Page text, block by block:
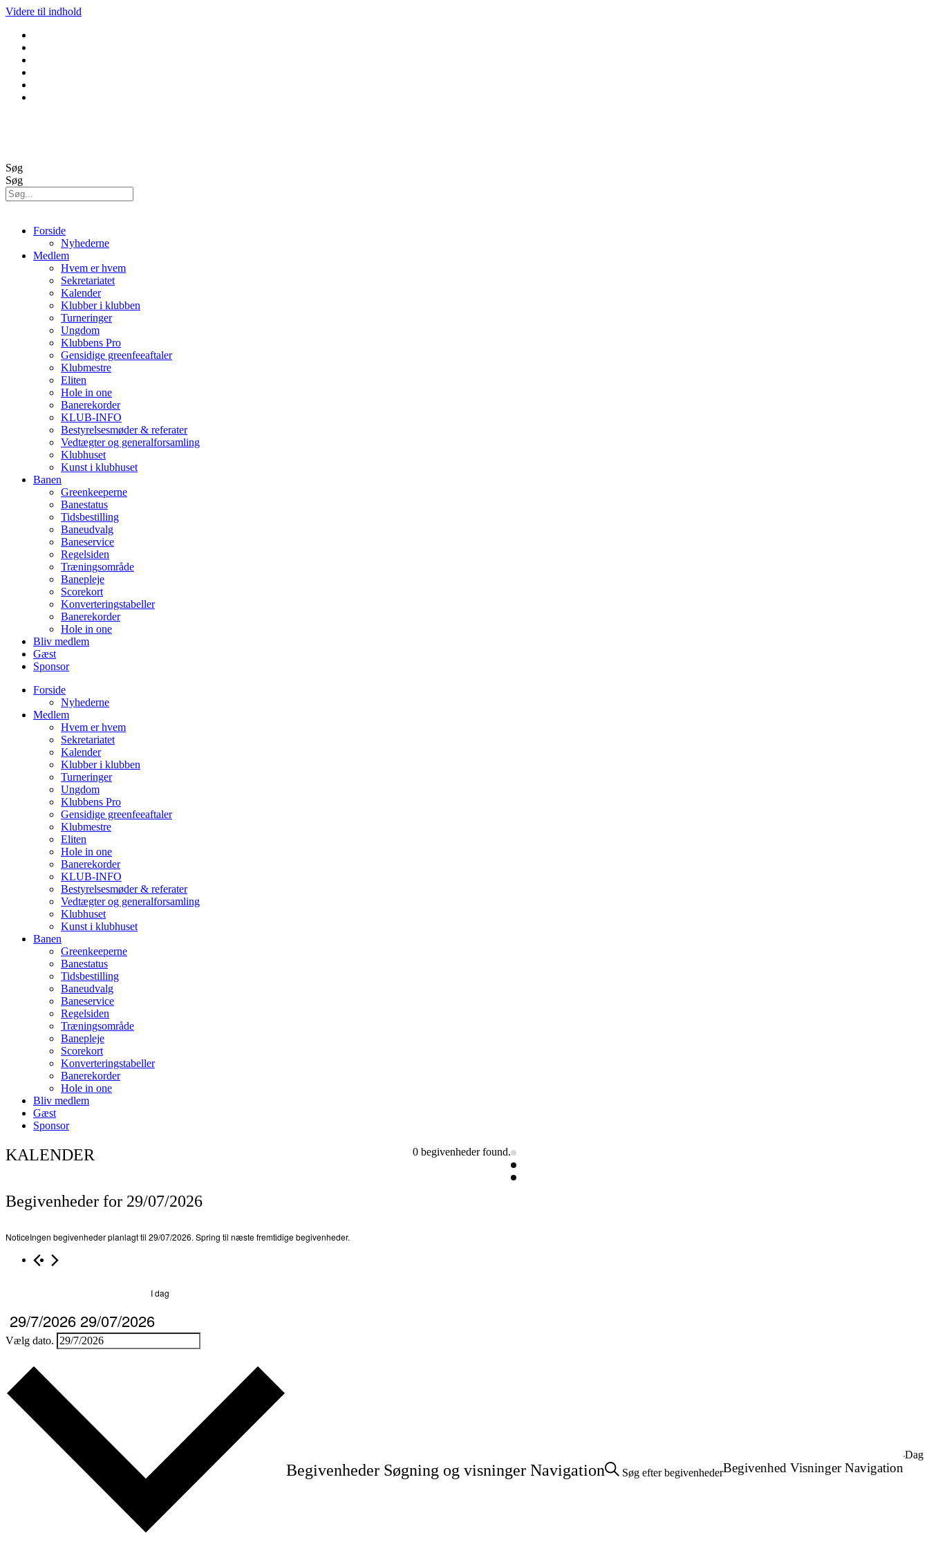
Videre til indhold
Søg
Søg
Forside
Nyhederne
Medlem
Hvem er hvem
Sekretariatet
Kalender
Klubber i klubben
Turneringer
Ungdom
Klubbens Pro
Gensidige greenfeeaftaler
Klubmestre
Eliten
Hole in one
Banerekorder
KLUB-INFO
Bestyrelsesmøder & referater
Vedtægter og generalforsamling
Klubhuset
Kunst i klubhuset
Banen
Greenkeeperne
Banestatus
Tidsbestilling
Baneudvalg
Baneservice
Regelsiden
Træningsområde
Banepleje
Scorekort
Konverteringstabeller
Banerekorder
Hole in one
Bliv medlem
Gæst
Sponsor
Forside
Nyhederne
Medlem
Hvem er hvem
Sekretariatet
Kalender
Klubber i klubben
Turneringer
Ungdom
Klubbens Pro
Gensidige greenfeeaftaler
Klubmestre
Eliten
Hole in one
Banerekorder
KLUB-INFO
Bestyrelsesmøder & referater
Vedtægter og generalforsamling
Klubhuset
Kunst i klubhuset
Banen
Greenkeeperne
Banestatus
Tidsbestilling
Baneudvalg
Baneservice
Regelsiden
Træningsområde
Banepleje
Scorekort
Konverteringstabeller
Banerekorder
Hole in one
Bliv medlem
Gæst
Sponsor
0 begivenheder found.
KALENDER
Begivenheder for 29/07/2026
NoticeIngen begivenheder planlagt til 29/07/2026. Spring til næste fremtidige begivenheder.
Begivenheder Søgning og visninger Navigation Søg efter begivenhederBegivenhed Visninger Navigation
Dag
I dag
29/7/202629/07/2026
Vælg dato.